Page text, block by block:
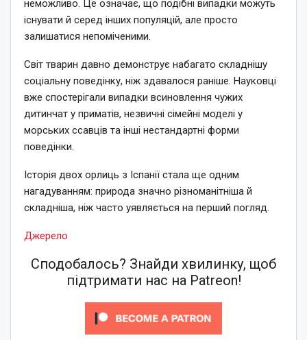
неможливо. Це означає, що подібні випадки можуть
існувати й серед інших популяцій, але просто
залишатися непоміченими.
Світ тварин давно демонструє набагато складнішу
соціальну поведінку, ніж здавалося раніше. Науковці
вже спостерігали випадки всиновлення чужих
дитинчат у приматів, незвичні сімейні моделі у
морських ссавців та інші нестандартні форми
поведінки.
Історія двох орлиць з Іспанії стала ще одним
нагадуванням: природа значно різноманітніша й
складніша, ніж часто уявляється на перший погляд.
Джерело
Сподобалось? Знайди хвилинку, щоб
підтримати нас на Patreon!